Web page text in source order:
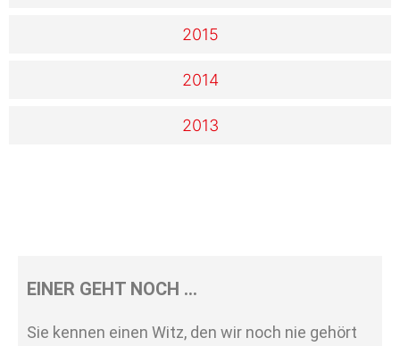
2015
2014
2013
EINER GEHT NOCH …
Sie kennen einen Witz, den wir noch nie gehört